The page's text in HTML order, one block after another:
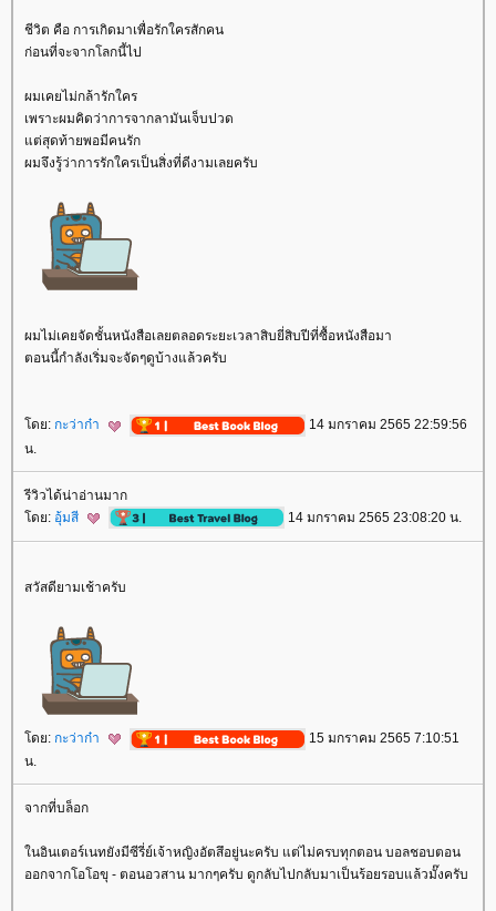
ชีวิต คือ การเกิดมาเพื่อรักใครสักคน
ก่อนที่จะจากโลกนี้ไป
ผมเคยไม่กล้ารักใคร
เพราะผมคิดว่าการจากลามันเจ็บปวด
ต่สุดท้ายพอมีคนรัก
ผมจึงรู้ว่าการรักใครเป็นสิ่งที่ดีงามเลยครับ
ผมไม่เคยจัดชั้นหนังสือเลยตลอดระยะเวลาสิบยี่สิบปีที่ซื้อหนังสือมา
ตอนนี้กำลังเริ่มจะจัดๆดูบ้างแล้วครับ
ดย: กะว่าก๋า
14 มกราคม 2565 22:59:56
น.
รีวิวได้น่าอ่านมาก
ดย: อุ้มสี 14 มกราคม 2565 23:08:20 น.
สวัสดียามเช้าครับ
ดย: กะว่าก๋า
15 มกราคม 2565 7:10:51
น.
จากที่บล็อก
นอินเตอร์เนทยังมีซีรี่ย์เจ้าหญิงอัตสึอยู่นะครับ แต่ไม่ครบทุกตอน บอลชอบตอน
ออกจากโอโอขุ - ตอนอวสาน มากๆครับ ดูกลับไปกลับมาเป็นร้อยรอบแล้วมั๊งครับ